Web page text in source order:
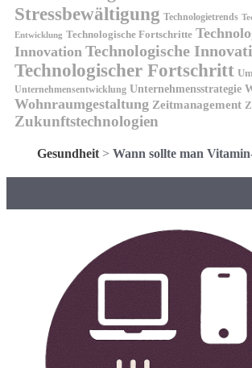
Stressbewältigung Technologietrends
Entwicklung Technologische Fortschritte
Innovation Technologische
Technologischer Fortschritt
Unternehmensentwicklung Unternehmensstrategie
Wohnraumgestaltung Zeitmanagement
Zukunftstechnologien
Gesundheit > Wann sollte man